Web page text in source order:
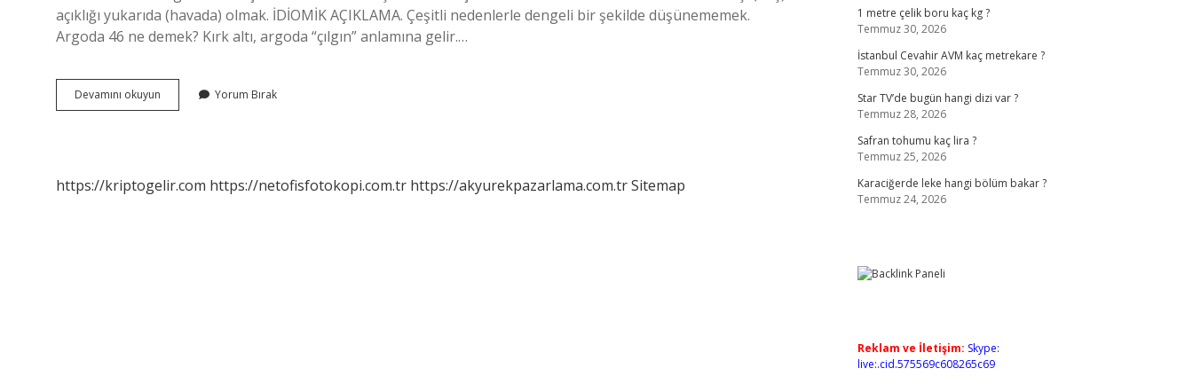
açıklığı yukarıda (havada) olmak. İDİOMİK AÇIKLAMA. Çeşitli nedenlerle dengeli bir şekilde düşünememek.
Argoda 46 ne demek? Kırk altı, argoda “çılgın” anlamına gelir.…
Devamını okuyun Havadar
Mekan
Yorum Bırak
https://kriptogelir.com https://netofisfotokopi.com.tr https://akyurekpazarlama.com.trSitemap
1 metre çelik boru kaç kg ?
Temmuz 30, 2026
İstanbul Cevahir AVM kaç metrekare ?
Temmuz 30, 2026
Star TV’de bugün hangi dizi var ?
Temmuz 28, 2026
Safran tohumu kaç lira ?
Temmuz 25, 2026
Karaciğerde leke hangi bölüm bakar ?
Temmuz 24, 2026
Reklam ve İletişim: Skype:
live:.cid.575569c608265c69